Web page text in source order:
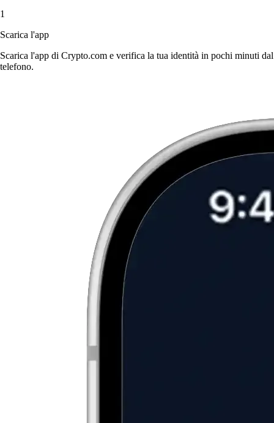
1
Scarica l'app
Scarica l'app di Crypto.com e verifica la tua identità in pochi minuti dal
telefono.